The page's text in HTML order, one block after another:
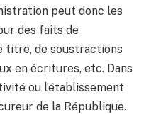
peut donc les
des faits de
titre, de soustractions
en écritures, etc. Dans
ou l’établissement
de la République.